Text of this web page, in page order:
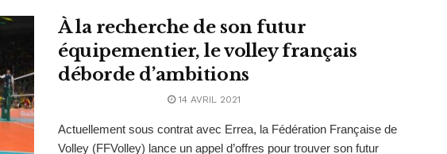
À la recherche de son futur
équipementier, le volley français
déborde d’ambitions
14 AVRIL 2021
Actuellement sous contrat avec Errea, la Fédération Française de
Volley (FFVolley) lance un appel d’offres pour trouver son futur